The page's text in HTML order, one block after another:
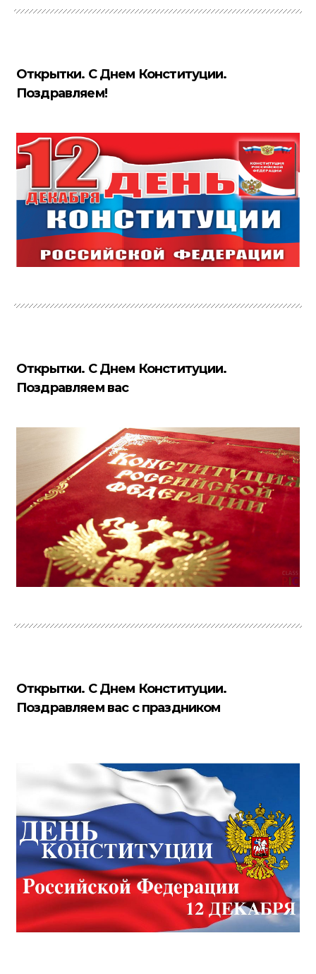
Открытки. С Днем Конституции.
Поздравляем!
Открытки. С Днем Конституции.
Поздравляем вас
Открытки. С Днем Конституции.
Поздравляем вас с праздником